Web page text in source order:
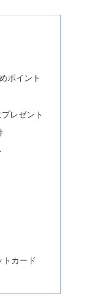
ポイント
レゼント
トカード